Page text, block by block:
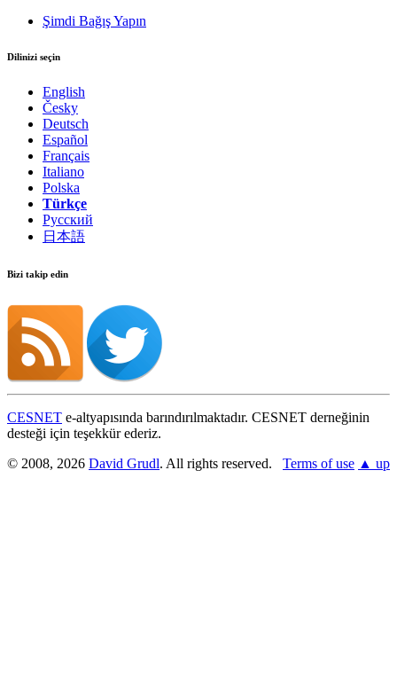
Şimdi Bağış Yapın
Dilinizi seçin
English
Česky
Deutsch
Español
Français
Italiano
Polska
Türkçe
Русский
日本語
Bizi takip edin
CESNET e-altyapısında barındırılmaktadır. CESNET derneğinin
desteği için teşekkür ederiz.
© 2008, 2026 David Grudl. All rights reserved. Terms of use ▲ up